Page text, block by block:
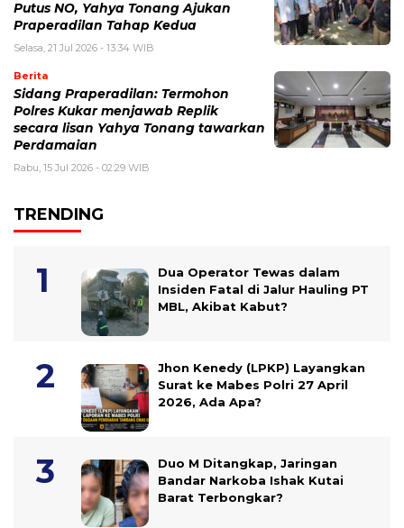
Putus NO, Yahya Tonang Ajukan
Praperadilan Tahap Kedua
Selasa, 21 Jul 2026 - 13:34 WIB
Berita
Sidang Praperadilan: Termohon
Polres Kukar menjawab Replik
secara lisan Yahya Tonang tawarkan
Perdamaian
Rabu, 15 Jul 2026 - 02:29 WIB
TRENDING
Dua Operator Tewas dalam
Insiden Fatal di Jalur Hauling PT
MBL, Akibat Kabut?
Jhon Kenedy (LPKP) Layangkan
Surat ke Mabes Polri 27 April
2026, Ada Apa?
Duo M Ditangkap, Jaringan
Bandar Narkoba Ishak Kutai
Barat Terbongkar?